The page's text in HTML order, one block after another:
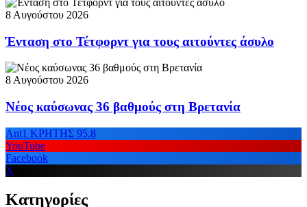
8 Αυγούστου 2026
Ένταση στο Τέτφορντ για τους αιτούντες άσυλο
8 Αυγούστου 2026
Νέος καύσωνας 36 βαθμούς στη Βρετανία
Ant1 ΚΡΗΤΗΣ 95.8
YouTube
Facebook
X
Κατηγορίες